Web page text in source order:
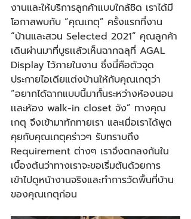
งานและให้บริการลูกค้าแบบใกล้ชิด เราได้มี
โอกาสพบกับ “คุณเกตุ” ครั้งแรกที่งาน
“บ้านและสวน Selected 2021” คุณลูกค้า
เดินผ่านมาที่บูธเเล้วเห็นฉากฉลุที่ AGAL
Display ไว้ภายในงาน ซึ่งนี่คือตัวจุด
ประกายไอเดียแต่งบ้านให้กับคุณเกตุว่า
“อยากได้ฉากแบบนี้มากั้นระหว่างห้องนอน
เเละห้อง walk-in closet จัง” ทางคุณ
เกตุ จึงเข้ามาทักทายเรา และเมื่อเราได้พูด
คุยกับคุณเกตุคร่าวๆ รับทราบถึง
Requirement ต่างๆ เราจึงตกลงกันใน
เบื้องต้นว่าทางเราจะขอเริ่มต้นด้วยการ
เข้าไปดูหน้างานจริงและทำการวัดพื้นที่บ้าน
ของคุณเกตุก่อน ​